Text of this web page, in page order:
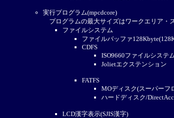
実行プログラム(mpcdcore)
プログラムの最大サイズはワークエリア・
ファイルシステム
ファイルバッファ
CDFS
ISO9660ファイルシステ
Jolietエクステンション
FATFS
MOディスク(スーパーフ
ハードディスク/
LCD漢字表示(SJIS漢字)